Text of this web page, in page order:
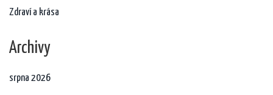
Zdraví a krása
Archivy
srpna 2026